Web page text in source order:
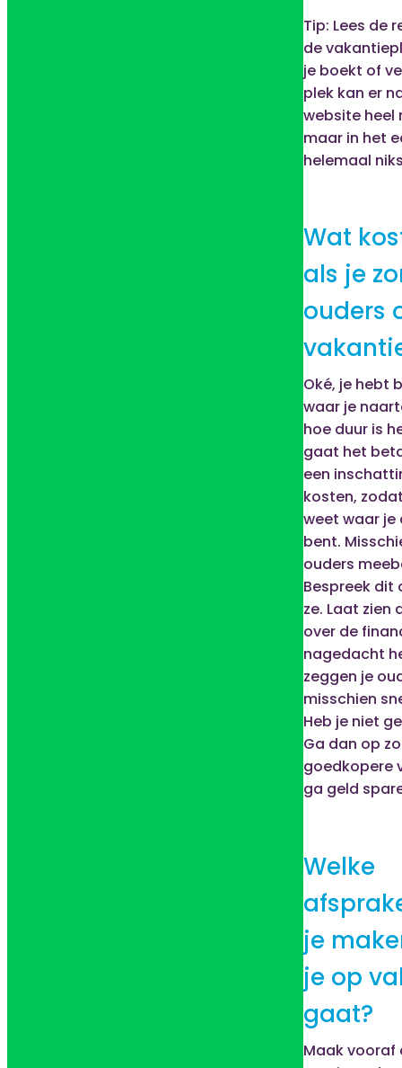
Tip: Lees de
de
je boekt of
plek kan er
website heel
maar in het
helemaal
Wat
als je
ouders
Oké, je hebt
waar je
hoe duur is
gaat het
een
kosten,
weet waar je
bent.
ouders
Bespreek dit
ze. Laat zien
over de
nagedacht
zeggen je
misschien
Heb je niet
Ga dan op
goedkopere
ga geld
Welke
je
je op
gaat?
Maak vooraf